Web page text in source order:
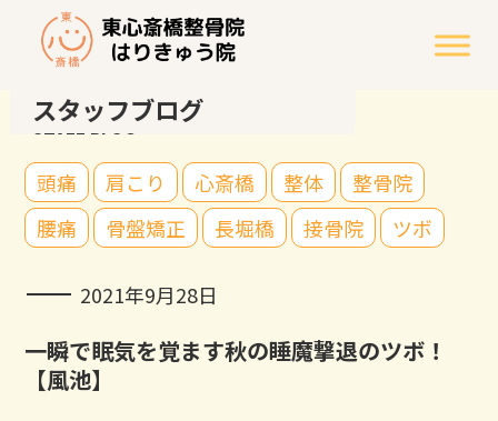
スタッフブログ
STAFF BLOG
頭痛 肩こり 心斎橋 整体
整骨院
腰痛
骨盤矯正 長堀橋 接骨院 ツボ
2021年9月28日
一瞬で眠気を覚ます秋の睡魔撃退のツボ！
【風池】